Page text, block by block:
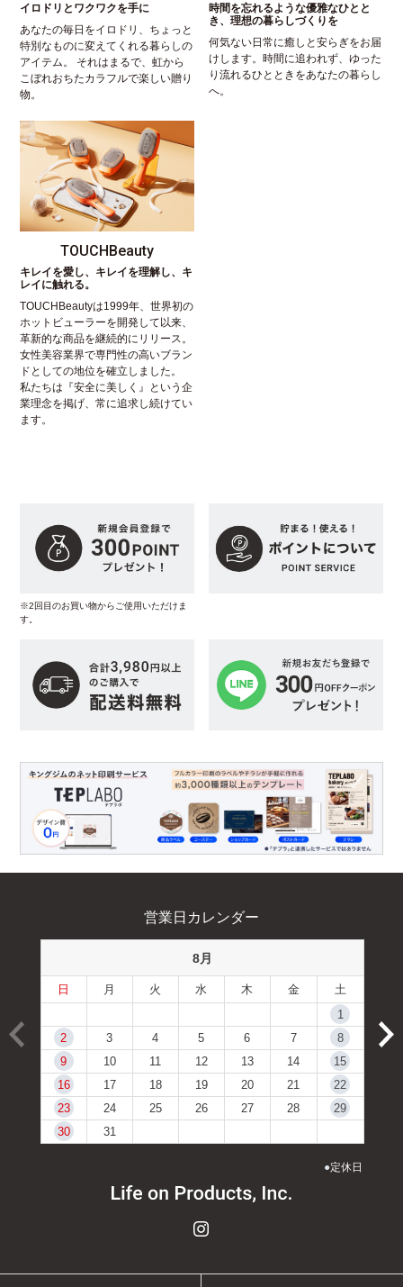
イロドリとワクワクを手に
あなたの毎日をイロドリ、ちょっと
特別なものに変えてくれる暮らしの
アイテム。 それはまるで、虹から
こぼれおちたカラフルで楽しい贈り
物。
時間を忘れるような優雅なひとと
き、理想の暮らしづくりを
何気ない日常に癒しと安らぎをお届
けします。時間に追われず、ゆった
り流れるひとときをあなたの暮らし
へ。
TOUCHBeauty
キレイを愛し、キレイを理解し、キ
レイに触れる。
TOUCHBeautyは1999年、世界初の
ホットビューラーを開発して以来、
革新的な商品を継続的にリリース。
女性美容業界で専門性の高いブラン
ドとしての地位を確立しました。
私たちは『安全に美しく』という企
業理念を掲げ、常に追求し続けてい
ます。
※2回目のお買い物からご使用いただけま
す。
営業日カレンダー
8月
日 月 火 水 木 金
土
1
2
3 4 5 6 7
8
9
10 11 12 13 14
15
16
17 18 19 20 21
22
23
24 25 26 27 28
29
30
31
●定休日